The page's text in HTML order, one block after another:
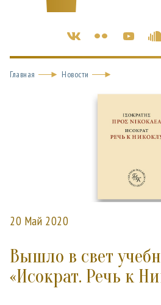
Главная Новости
20 Май 2020
Вышло в свет
«Исократ. Речь к